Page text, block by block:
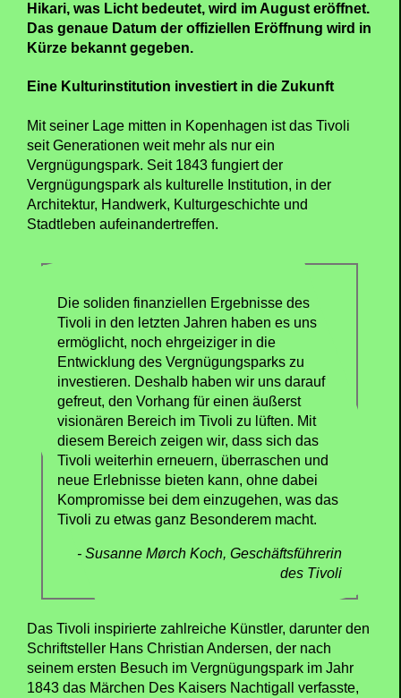
Hikari, was Licht bedeutet, wird im August eröffnet.
Das genaue Datum der offiziellen Eröffnung wird in
Kürze bekannt gegeben.
Eine Kulturinstitution investiert in die Zukunft
Mit seiner Lage mitten in Kopenhagen ist das Tivoli
seit Generationen weit mehr als nur ein
Vergnügungspark. Seit 1843 fungiert der
Vergnügungspark als kulturelle Institution, in der
Architektur, Handwerk, Kulturgeschichte und
Stadtleben aufeinandertreffen.
Die soliden finanziellen Ergebnisse des
Tivoli in den letzten Jahren haben es uns
ermöglicht, noch ehrgeiziger in die
Entwicklung des Vergnügungsparks zu
investieren. Deshalb haben wir uns darauf
gefreut, den Vorhang für einen äußerst
visionären Bereich im Tivoli zu lüften. Mit
diesem Bereich zeigen wir, dass sich das
Tivoli weiterhin erneuern, überraschen und
neue Erlebnisse bieten kann, ohne dabei
Kompromisse bei dem einzugehen, was das
Tivoli zu etwas ganz Besonderem macht.
Susanne Mørch Koch, Geschäftsführerin
des Tivoli
Das Tivoli inspirierte zahlreiche Künstler, darunter den
Schriftsteller Hans Christian Andersen, der nach
seinem ersten Besuch im Vergnügungspark im Jahr
1843 das Märchen Des Kaisers Nachtigall verfasste,